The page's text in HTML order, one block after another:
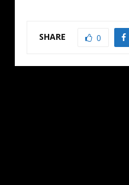
SHARE 0